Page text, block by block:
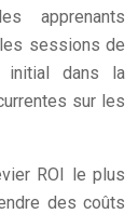
apprenants
sessions de
initial dans la
sur les
ROI le plus
des coûts